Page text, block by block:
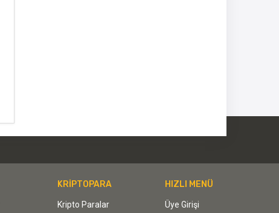
KRİPTOPARA
Kripto Paralar
HIZLI MENÜ
Üye Girişi